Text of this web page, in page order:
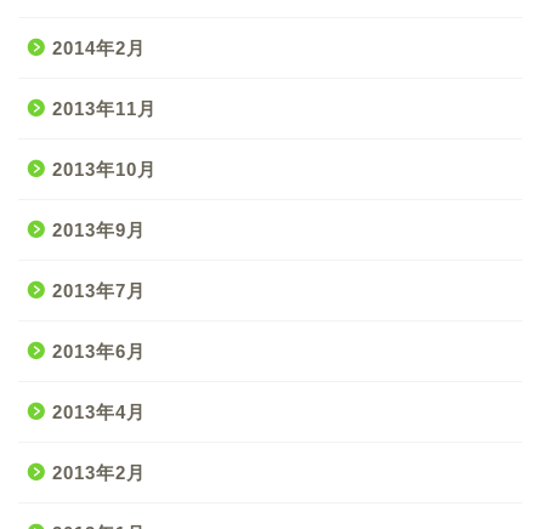
2014年2月
2013年11月
2013年10月
2013年9月
2013年7月
2013年6月
2013年4月
2013年2月